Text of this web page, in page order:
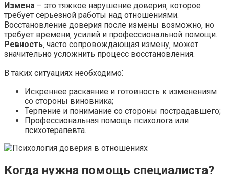
Измена – это тяжкое нарушение доверия‚ которое
требует серьезной работы над отношениями.
Восстановление доверия после измены возможно‚ но
требует времени‚ усилий и профессиональной помощи.
Ревность‚ часто сопровождающая измену‚ может
значительно усложнить процесс восстановления.
В таких ситуациях необходимо⁚
Искреннее раскаяние и готовность к изменениям
со стороны виновника;
Терпение и понимание со стороны пострадавшего;
Профессиональная помощь психолога или
психотерапевта.
Когда нужна помощь специалиста?